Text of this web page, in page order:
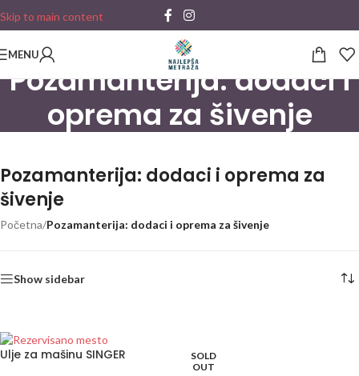
Skip to main content
MENU
Pozamanterija: dodaci i
oprema za šivenje
Pozamanterija: dodaci i oprema za
šivenje
Početna/Pozamanterija: dodaci i oprema za šivenje
Show sidebar
Ulje za mašinu SINGER
SOLD
OUT